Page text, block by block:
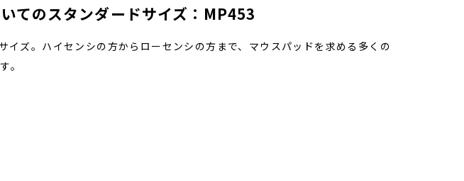
てのスタンダードサイズ：MP453
ズ。ハイセンシの方からローセンシの方まで、マウスパッドを求める多くの
。